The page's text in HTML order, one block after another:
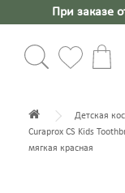
При заказе
Детская
Curaprox CS Kids
мягкая красная